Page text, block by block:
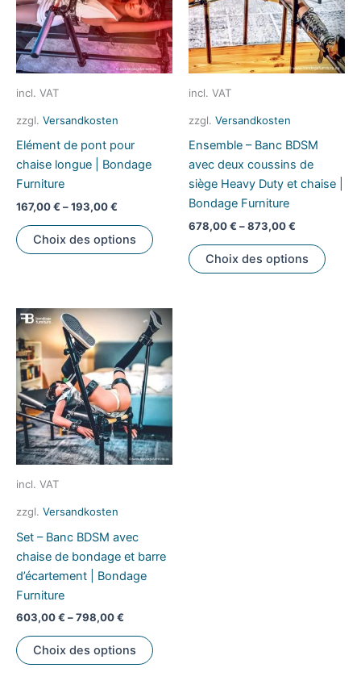
être
choisies
sur
la
produit
incl. VAT
zzgl. Versandkosten
Elément de pont pour
chaise longue | Bondage
Furniture
167,00€ –193,00€
Choix des options
produit
variations.
Les
options
peuvent
être
choisies
sur
la
page
incl. VAT
zzgl. Versandkosten
Ensemble – Banc BDSM
avec deux coussins de
siège Heavy Duty et chaise |
Bondage Furniture
678,00€ –873,00€
Choix des options
incl. VAT
zzgl. Versandkosten
Set – Banc BDSM avec
chaise de bondage et barre
d’écartement | Bondage
Furniture
603,00€ –798,00€
Choix des options
produit